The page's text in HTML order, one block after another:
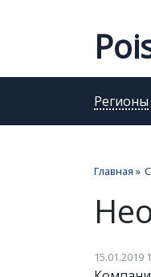
Регионы
Главная »
15.01.2019